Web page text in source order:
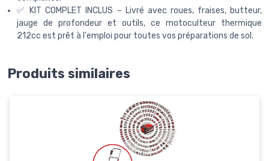
✅ KIT COMPLET INCLUS – Livré avec roues, fraises, butteur,
jauge de profondeur et outils, ce motoculteur thermique
212cc est prêt à l'emploi pour toutes vos préparations de sol.
Produits similaires